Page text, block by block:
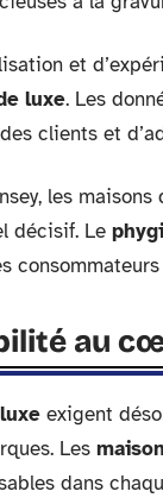
et
luxe. Les
clients et
les
décisif. Le
au
exigent
Les
dans